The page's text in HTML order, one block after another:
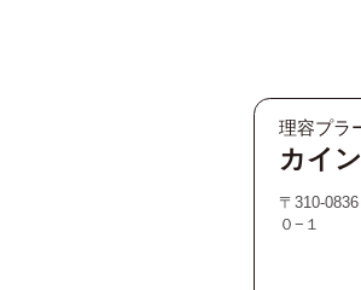
理容プラ
カイ
〒310-
０−１